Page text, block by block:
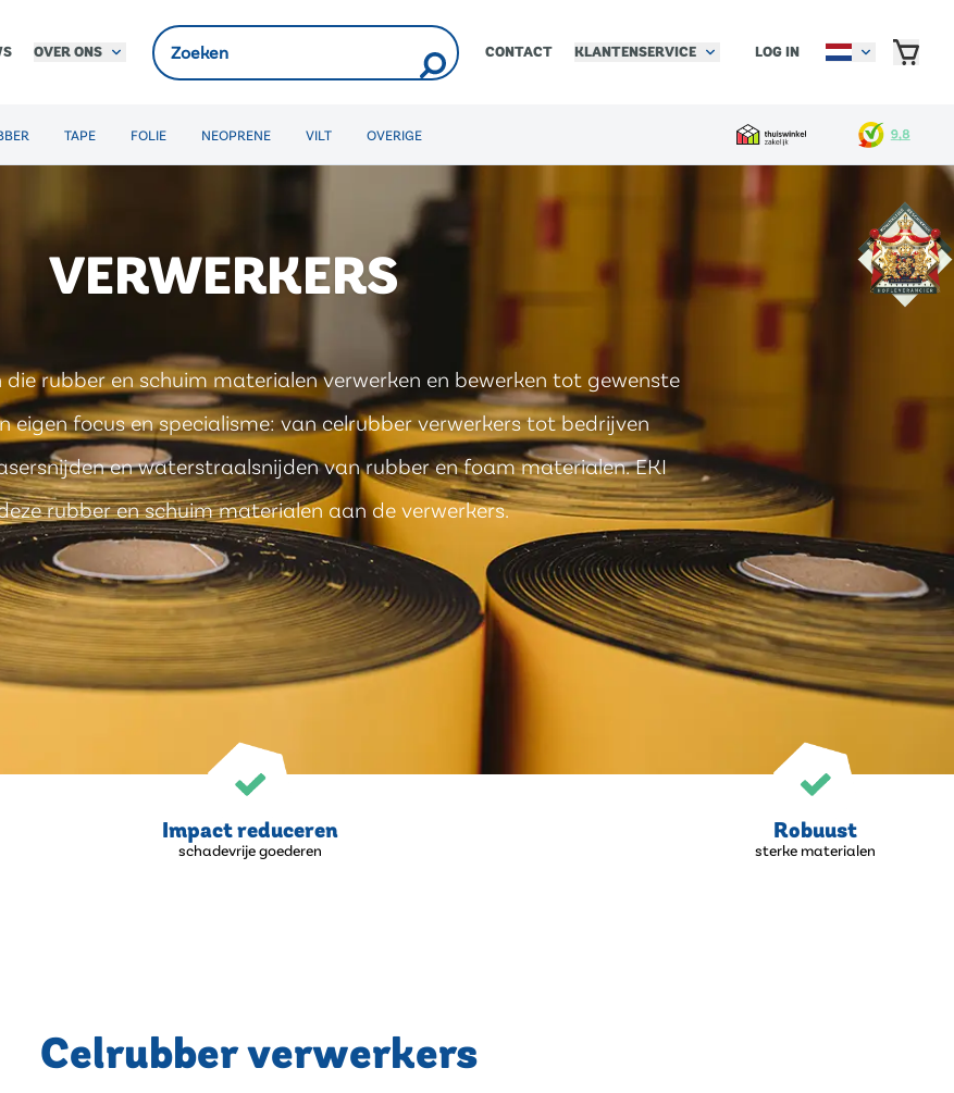
OVER ONS CONTACT KLANTENSERVICE LOG IN
TAPE FOLIE NEOPRENE VILT OVERIGE
VERWERKERS
die rubber en schuim materialen verwerken en bewerken tot gewenste
eigen focus en specialisme: van celrubber verwerkers tot bedrijven
en waterstraalsnijden van rubber en foam materialen. EKI
rubber en schuim materialen aan de verwerkers.
Impact reduceren
schadevrije goederen
Robuust
sterke materialen
Celrubber verwerkers